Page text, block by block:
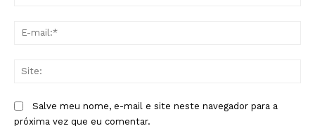
Salve meu nome, e-mail e site neste navegador para a
próxima vez que eu comentar.